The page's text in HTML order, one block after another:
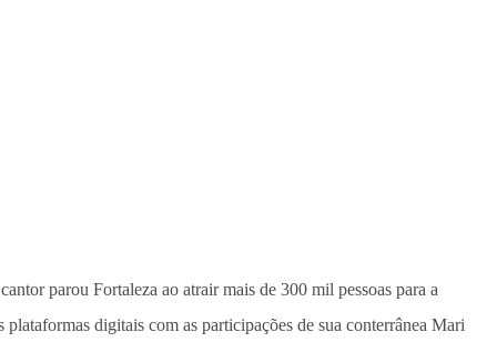
parou Fortaleza ao atrair mais de 300 mil pessoas para a
digitais com as participações de sua conterrânea Mari